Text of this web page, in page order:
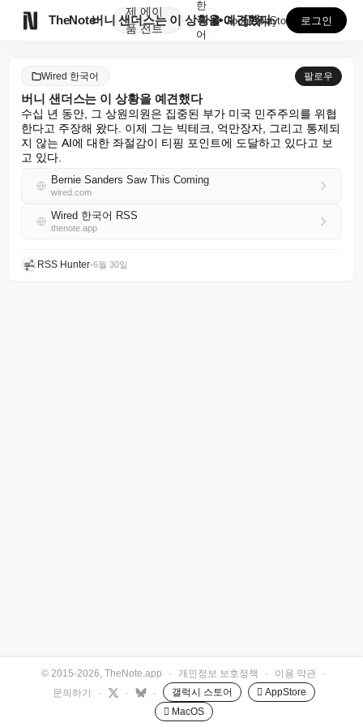
TheNote
제
품
에이
전트
버니 샌더스는 이 상황을 예견했다
한
국
어
GooglePlay
AppStore 로그인
Wired 한국어 팔로우
버니 샌더스는 이 상황을 예견했다
수십 년 동안, 그 상원의원은 집중된 부가 미국 민주주의를 위협
한다고 주장해 왔다. 이제 그는 빅테크, 억만장자, 그리고 통제되
지 않는 AI에 대한 좌절감이 티핑 포인트에 도달하고 있다고 보
고 있다.
Bernie Sanders Saw This Coming
wired.com
Wired 한국어 RSS
thenote.app
RSS Hunter•6월 30일
© 2015-2026, TheNote.app · 개인정보 보호정책 · 이용 약관
·
문의하기
· · · 갤럭시 스토어
 AppStore
 MacOS